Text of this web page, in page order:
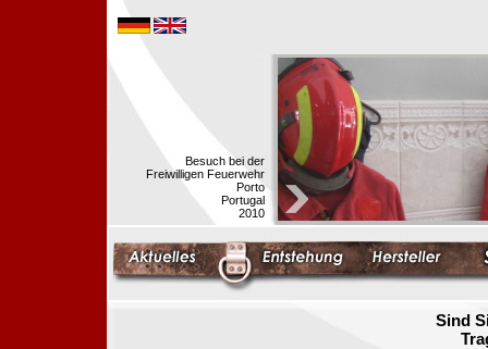
Besuch bei der
Freiwilligen Feuerwehr
Porto
Portugal
2010
Sind